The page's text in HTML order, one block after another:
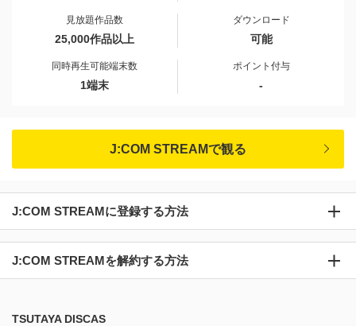
見放題作品数
25,000作品以上
ダウンロード
可能
同時再生可能端末数
1端末
ポイント付与
-
J:COM STREAMで観る
J:COM STREAMに登録する方法
J:COM STREAMを解約する方法
TSUTAYA DISCAS